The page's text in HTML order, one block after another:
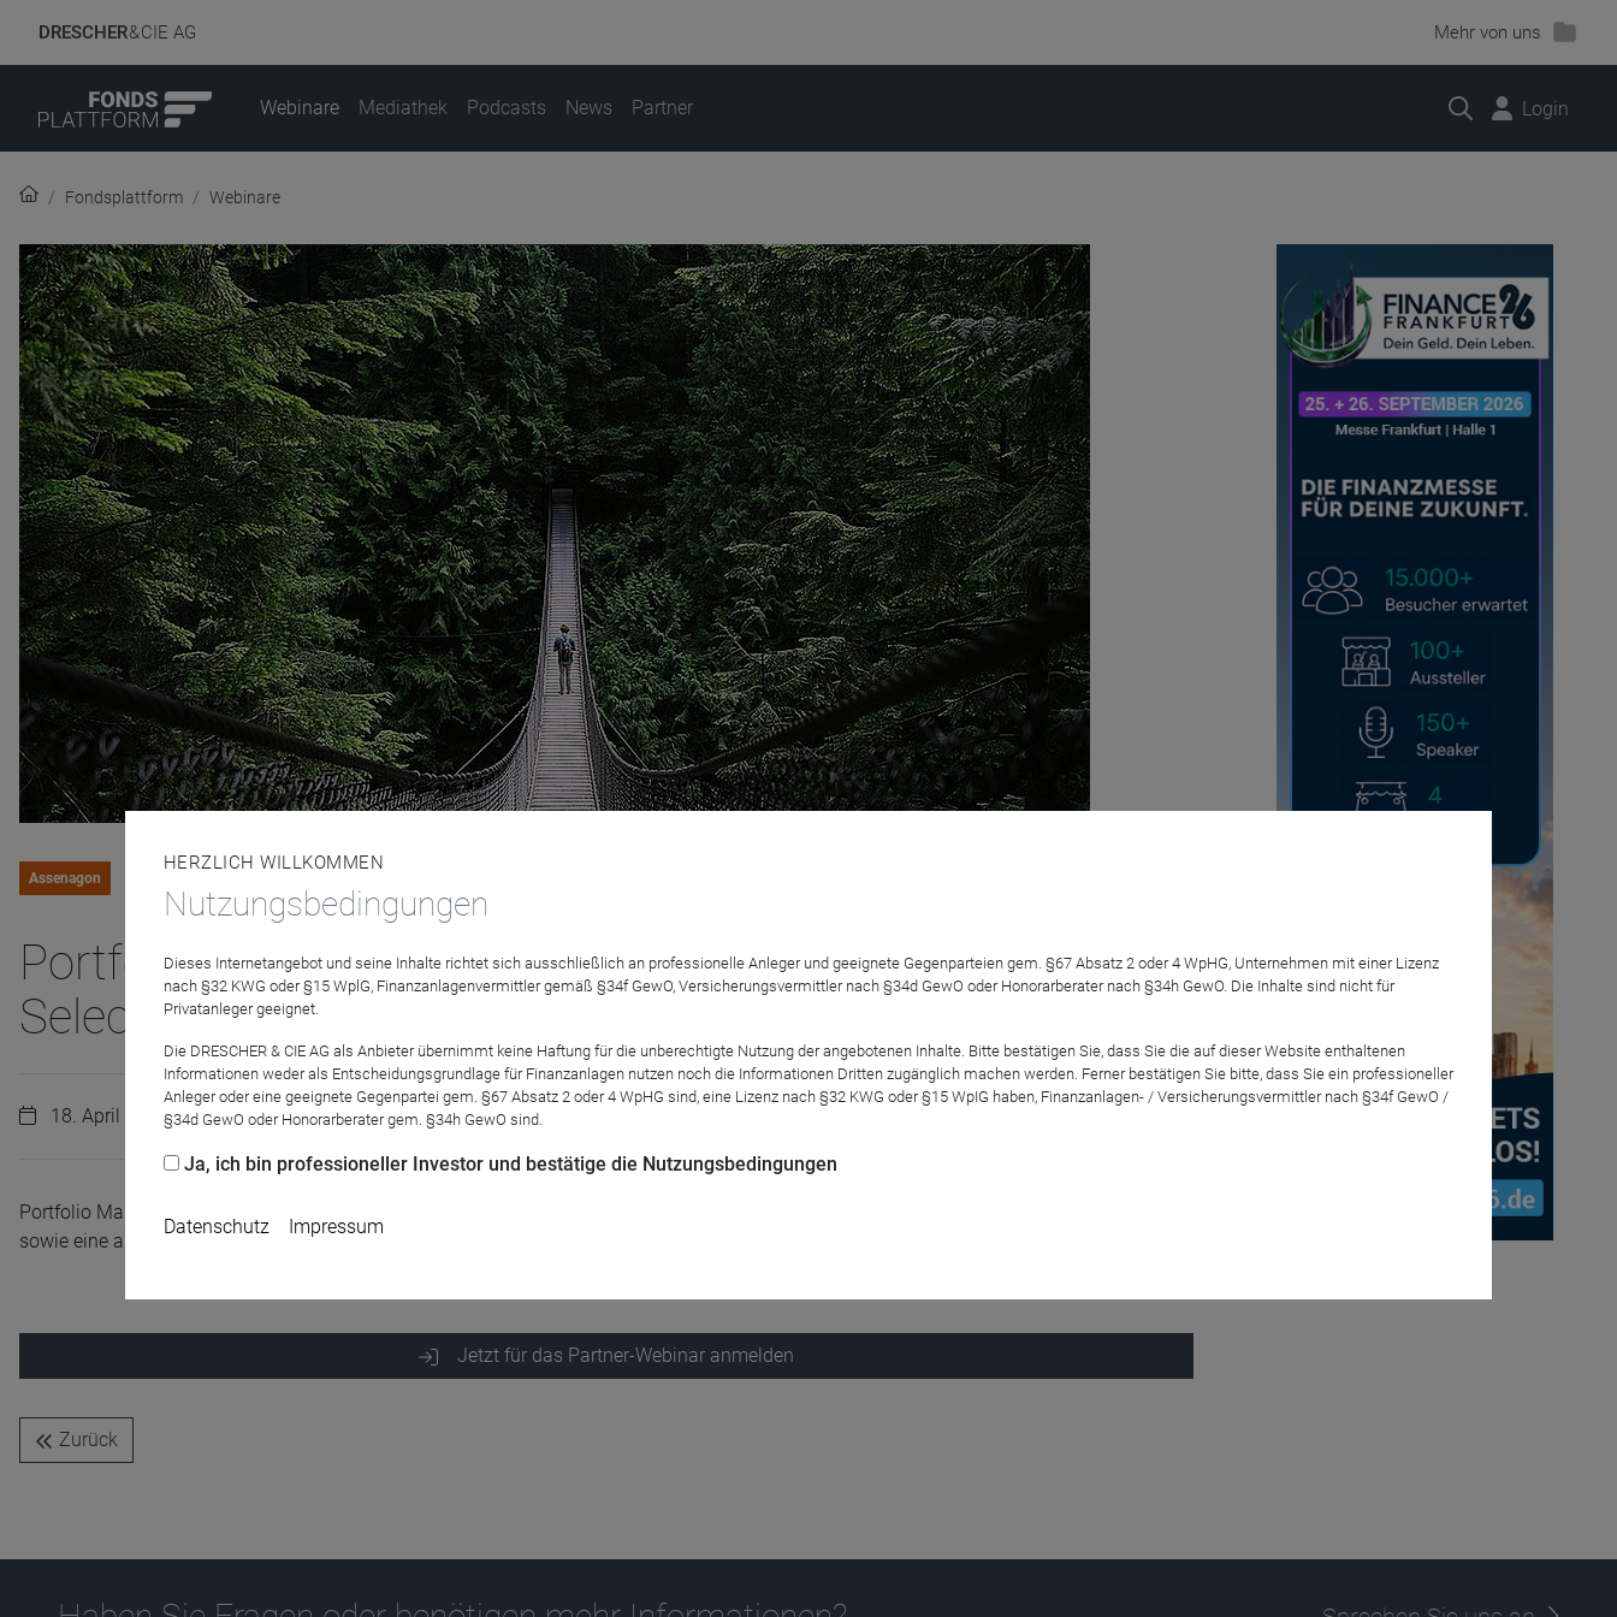
DRESCHER& CIE AG Mehr von uns
Suche Login
Webinare Mediathek Podcasts News Partner
Fondsplattform Webinare
Assenagon
Portfolio Management Update Assenagon Credit
Selection ESG
18. April 2024 | 12:00 Uhr
Portfolio Manager Robert Van Kleeck und Matthias Burgfeld geben ein Update zur Fondsstrategie des Assenagon Credit Selection ESG
sowie eine aktuelle Einschätzung der Chancen und Risiken im Übergangsbereich zwischen Investment Grade und High Yield.
Jetzt für das Partner-Webinar anmelden
Zurück
HERZLICH WILLKOMMEN
Nutzungsbedingungen
Dieses Internetangebot und seine Inhalte richtet sich ausschließlich an professionelle Anleger und geeignete Gegenparteien gem. §67 Absatz 2 oder 4 WpHG, Unternehmen mit einer Lizenz
nach §32 KWG oder §15 WplG, Finanzanlagenvermittler gemäß §34f GewO, Versicherungsvermittler nach §34d GewO oder Honorarberater nach §34h GewO. Die Inhalte sind nicht für
Privatanleger geeignet.
Die DRESCHER & CIE AG als Anbieter übernimmt keine Haftung für die unberechtigte Nutzung der angebotenen Inhalte. Bitte bestätigen Sie, dass Sie die auf dieser Website enthaltenen
Informationen weder als Entscheidungsgrundlage für Finanzanlagen nutzen noch die Informationen Dritten zugänglich machen werden. Ferner bestätigen Sie bitte, dass Sie ein professioneller
Anleger oder eine geeignete Gegenpartei gem. §67 Absatz 2 oder 4 WpHG sind, eine Lizenz nach §32 KWG oder §15 WpIG haben, Finanzanlagen- / Versicherungsvermittler nach §34f GewO /
§34d GewO oder Honorarberater gem. §34h GewO sind.
Ja, ich bin professioneller Investor und bestätige die Nutzungsbedingungen
Datenschutz Impressum